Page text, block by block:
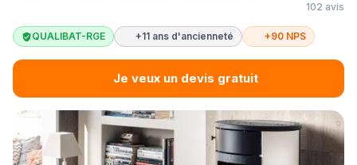
102 avis
QUALIBAT-RGE +11 ans d'ancienneté +90 NPS
Je veux un devis gratuit